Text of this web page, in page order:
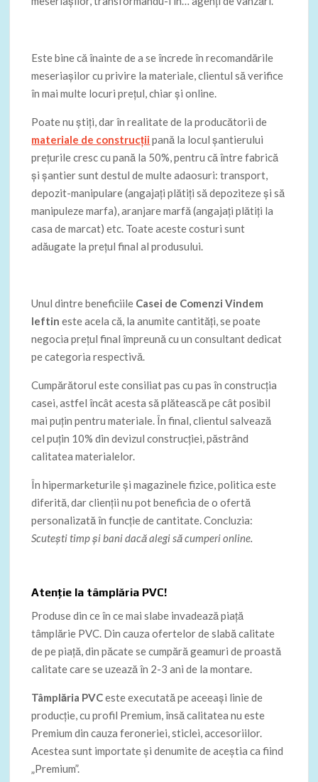
Este bine că înainte de a se încrede în recomandările
meseriașilor cu privire la materiale, clientul să verifice
în mai multe locuri prețul, chiar și online.
Poate nu știți, dar în realitate de la producătorii de
materiale de construcții pană la locul șantierului
prețurile cresc cu pană la 50%, pentru că între fabrică
și șantier sunt destul de multe adaosuri: transport,
depozit-manipulare (angajați plătiți să depoziteze și să
manipuleze marfa), aranjare marfă (angajați plătiți la
casa de marcat) etc. Toate aceste costuri sunt
adăugate la prețul final al produsului.
Unul dintre beneficiile Casei de Comenzi Vindem
Ieftineste acela că, la anumite cantități, se poate
negocia prețul final împreună cu un consultant dedicat
pe categoria respectivă.
Cumpărătorul este consiliat pas cu pas în construcția
casei, astfel încât acesta să plătească pe cât posibil
mai puțin pentru materiale. În final, clientul salvează
cel puțin 10% din devizul construcției, păstrând
calitatea materialelor.
În hipermarketurile și magazinele fizice, politica este
diferită, dar clienții nu pot beneficia de o ofertă
personalizată în funcție de cantitate. Concluzia:
Scutești timp și bani dacă alegi să cumperi online.
Atenție la tâmplăria PVC!
Produse din ce în ce mai slabe invadează piață
tâmplărie PVC. Din cauza ofertelor de slabă calitate
de pe piață, din păcate se cumpără geamuri de proastă
calitate care se uzează în 2-3 ani de la montare.
Tâmplăria PVCeste executată pe aceeași linie de
producție, cu profil Premium, însă calitatea nu este
Premium din cauza feroneriei, sticlei, accesoriilor.
Acestea sunt importate și denumite de aceștia ca fiind
„Premium”.